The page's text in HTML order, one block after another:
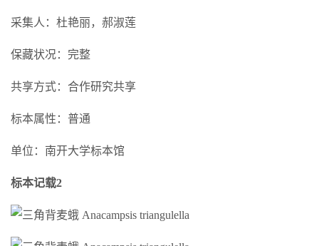
采集人：杜艳丽，郝淑莲
保藏状况：完整
共享方式：合作研究共享
标本属性：普通
单位：南开大学标本馆
标本记载2